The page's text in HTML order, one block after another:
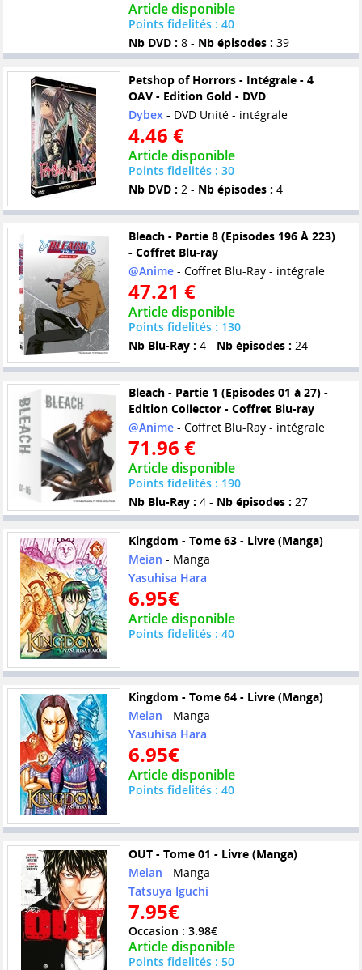
Article disponible
Points fidelités : 40
Nb DVD : 8 - Nb épisodes : 39
Petshop of Horrors - Intégrale - 4
OAV - Edition Gold - DVD
Dybex- DVD Unité - intégrale
4.46 €
Article disponible
Points fidelités : 30
Nb DVD : 2 - Nb épisodes : 4
Bleach - Partie 8 (Episodes 196 À 223)
- Coffret Blu-ray
@Anime- Coffret Blu-Ray - intégrale
47.21 €
Article disponible
Points fidelités : 130
Nb Blu-Ray : 4 - Nb épisodes : 24
Bleach - Partie 1 (Episodes 01 à 27) -
Edition Collector - Coffret Blu-ray
@Anime- Coffret Blu-Ray - intégrale
71.96 €
Article disponible
Points fidelités : 190
Nb Blu-Ray : 4 - Nb épisodes : 27
Kingdom - Tome 63 - Livre (Manga)
Meian - Manga
Yasuhisa Hara
6.95€
Article disponible
Points fidelités : 40
Kingdom - Tome 64 - Livre (Manga)
Meian - Manga
Yasuhisa Hara
6.95€
Article disponible
Points fidelités : 40
OUT - Tome 01 - Livre (Manga)
Meian - Manga
Tatsuya Iguchi
7.95€
Occasion : 3.98€
Article disponible
Points fidelités : 50